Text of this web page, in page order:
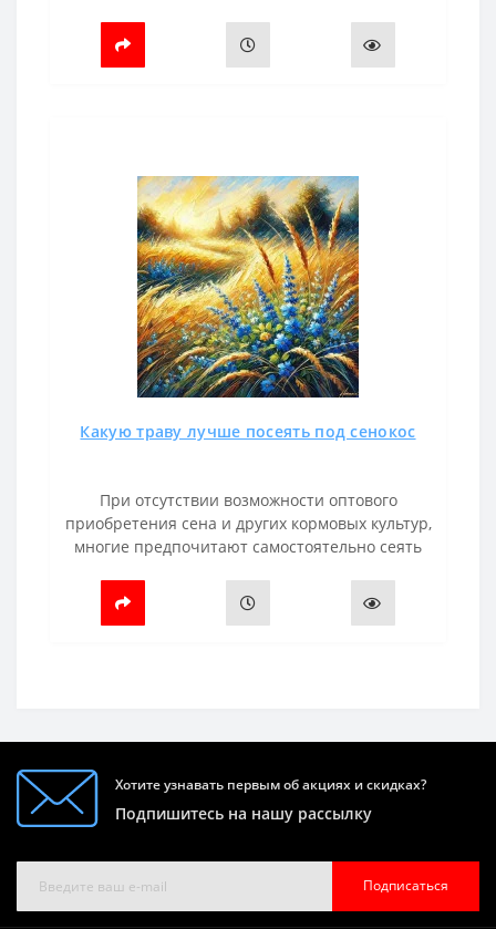
возможно получить отдачу: птица будет хорошо
рас..
Какую траву лучше посеять под сенокос
При отсутствии возможности оптового
приобретения сена и других кормовых культур,
многие предпочитают самостоятельно сеять
доступным с точки зрения времени и финан..
Хотите узнавать первым об акциях и скидках?
Подпишитесь на нашу рассылку
Подписаться